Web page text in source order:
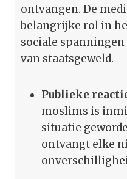
ontvangen. De
belangrijke rol in
sociale
van staatsgeweld.
Publieke
moslims is
situatie
ontvangt elke